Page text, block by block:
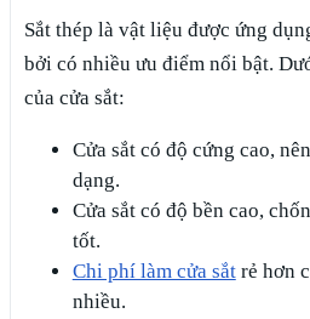
Sắt thép là vật liệu được ứng
bởi có nhiều ưu điểm nổi bật.
của cửa sắt:
Cửa sắt có độ cứng cao,
dạng.
Cửa sắt có độ bền cao,
tốt.
Chi phí làm cửa sắtrẻ hơn
nhiều.